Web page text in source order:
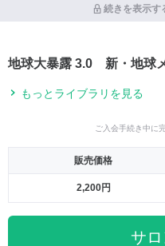
続きを表示す
地球大暴露 3.0 新・地球
もっとライブラリを見る
ご入会手続き中に
販売価格
2,200円
サ